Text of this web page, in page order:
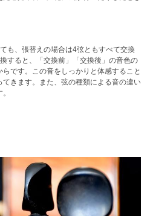
も、張替えの場合は4弦ともすべて交換
すると、「交換前」「交換後」の音色の
です。この音をしっかりと体感すること
きます。また、弦の種類による音の違い